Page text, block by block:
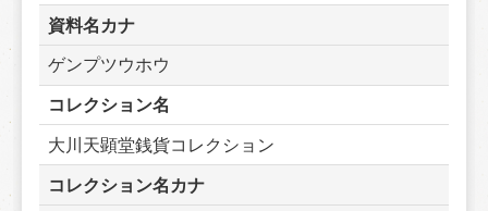
資料名カナ
ゲンプツウホウ
コレクション名
大川天顕堂銭貨コレクション
コレクション名カナ